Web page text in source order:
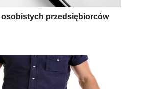
przedsiębiorców